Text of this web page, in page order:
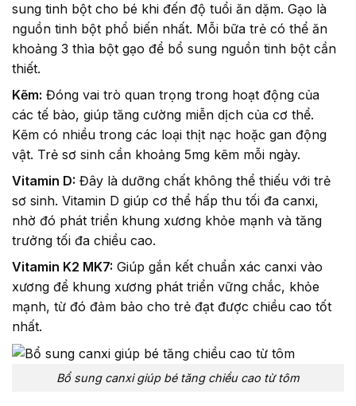
sung tinh bột cho bé khi đến độ tuổi ăn dặm. Gạo là
nguồn tinh bột phổ biến nhất. Mỗi bữa trẻ có thể ăn
khoảng 3 thìa bột gạo để bổ sung nguồn tinh bột cần
thiết.
Kẽm: Đóng vai trò quan trọng trong hoạt động của
các tế bào, giúp tăng cường miễn dịch của cơ thể.
Kẽm có nhiều trong các loại thịt nạc hoặc gan động
vật. Trẻ sơ sinh cần khoảng 5mg kẽm mỗi ngày.
Vitamin D: Đây là dưỡng chất không thể thiếu với trẻ
sơ sinh. Vitamin D giúp cơ thể hấp thu tối đa canxi,
nhờ đó phát triển khung xương khỏe mạnh và tăng
trưởng tối đa chiều cao.
Vitamin K2 MK7: Giúp gắn kết chuẩn xác canxi vào
xương để khung xương phát triển vững chắc, khỏe
mạnh, từ đó đảm bảo cho trẻ đạt được chiều cao tốt
nhất.
Bổ sung canxi giúp bé tăng chiều cao từ tôm